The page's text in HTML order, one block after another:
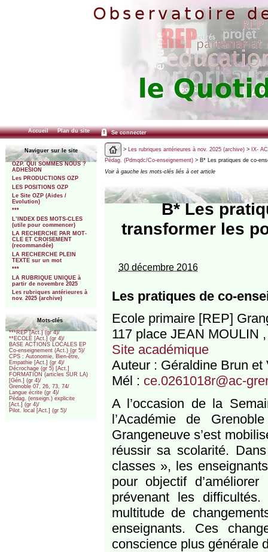
Accueil Plan du site Se connecter
Naviguer sur le site
OZP. QUI SOMMES NOUS ?
ADHESION
Les PRODUCTIONS OZP
LES POSITIONS OZP
Le Site OZP (Aides /
Evolution)
***
L’INDEX DES MOTS-CLES
(utile pour commencer)
LA RECHERCHE PAR MOT-
CLE ET CROISEMENT
(recommandée)
LA RECHERCHE PLEIN
TEXTE sur un mot
***
LA RUBRIQUE UNIQUE à
partir de novembre 2025
Les rubriques antérieures à
nov. 2025 (archive)
Mots-clés
***REP [Act.] (gr 4)/
**ECOLE [Act.] (gr 4)/
BASE ACTIONS LOCALES EP
Co-enseignement (Act.) (gr 5)/
CPS : Autonomie, Bien-être,
Empathie [Act.] (gr 4)/
Décrochage (gr 5) [Act.]
FORMATION (articles SUR LA)
[Gén.] (gr 4)/
Grenoble 07, 26, 73, 74/
Langue écrite (gr 4)/
Pédag. (enseign.) explicite
[Act.] (gr 4)/
Pilot. local [Act.] (gr 5)/
> Les rubriques antérieures à nov. 2025 (archive)> IX-
Pédag. (Pdmqdc/Co-enseignement)> B* Les pratiques de co-
Voir à gauche les mots-clés liés à cet article
B* Les
transformer les
30 décembre 2016
Les pratiques de co-
Ecole primaire [REP]
117 place JEAN MOULIN
Site académique
Auteur : Géraldine Brun et
Mél : ce.0261018r@ac-
A l’occasion de la
l’Académie de
Grangeneuve s’est
réussir sa scolarité.
classes », les
pour objectif
prévenant les
multitude de
enseignants. Ces
conscience plus générale